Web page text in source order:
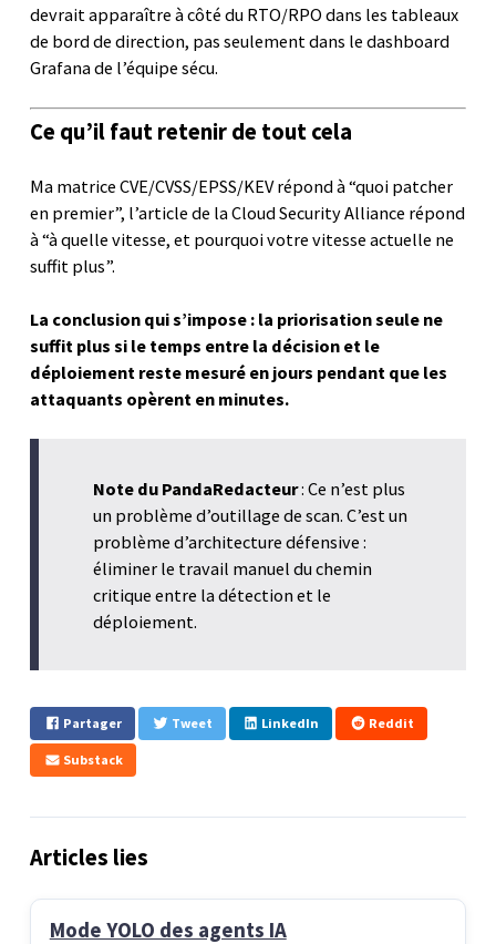
devrait apparaître à côté du RTO/RPO dans les tableaux
de bord de direction, pas seulement dans le dashboard
Grafana de l’équipe sécu.
Ce qu’il faut retenir de tout cela
Ma matrice CVE/CVSS/EPSS/KEV répond à “quoi patcher
en premier”, l’article de la Cloud Security Alliance répond
à “à quelle vitesse, et pourquoi votre vitesse actuelle ne
suffit plus”.
La conclusion qui s’impose : la priorisation seule ne
suffit plus si le temps entre la décision et le
déploiement reste mesuré en jours pendant que les
attaquants opèrent en minutes.
Note du PandaRedacteur: Ce n’est plus
un problème d’outillage de scan. C’est un
problème d’architecture défensive :
éliminer le travail manuel du chemin
critique entre la détection et le
déploiement.
Partager Tweet LinkedIn Reddit
Substack
Articles lies
Mode YOLO des agents IA